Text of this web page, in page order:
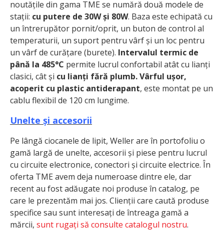
noutățile din gama TME se numără două modele de
stații: cu putere de 30W și 80W. Baza este echipată cu
un întrerupător pornit/oprit, un buton de control al
temperaturii, un suport pentru vârf și un loc pentru
un vârf de curățare (burete). Intervalul termic de
până la 485°C permite lucrul confortabil atât cu lianți
clasici, cât și cu lianți fără plumb. Vârful ușor,
acoperit cu plastic antiderapant, este montat pe un
cablu flexibil de 120 cm lungime.
Unelte și accesorii
Pe lângă ciocanele de lipit, Weller are în portofoliu o
gamă largă de unelte, accesorii și piese pentru lucrul
cu circuite electronice, conectori și circuite electrice. În
oferta TME avem deja numeroase dintre ele, dar
recent au fost adăugate noi produse în catalog, pe
care le prezentăm mai jos. Clienții care caută produse
specifice sau sunt interesați de întreaga gamă a
mărcii, sunt rugați să consulte catalogul nostru.